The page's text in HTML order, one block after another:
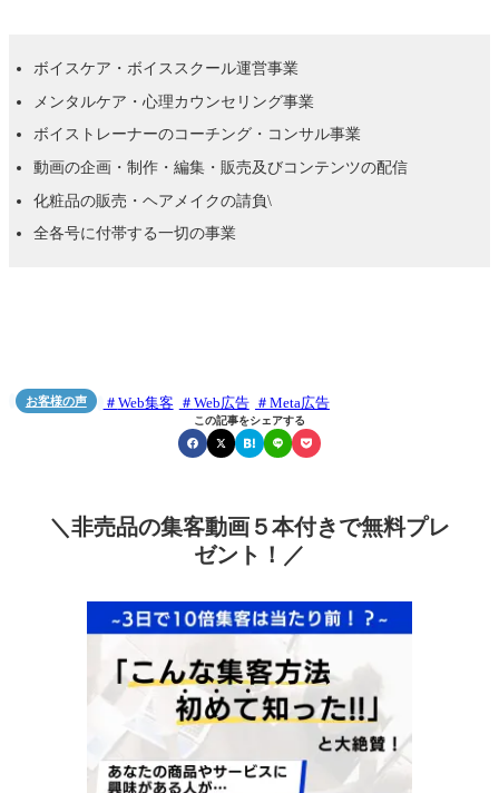
ボイスケア・ボイススクール運営事業
メンタルケア・心理カウンセリング事業
ボイストレーナーのコーチング・コンサル事業
動画の企画・制作・編集・販売及びコンテンツの配信
化粧品の販売・ヘアメイクの請負\
全各号に付帯する一切の事業
お客様の声  Web集客 Web広告 Meta広告
この記事をシェアする
＼非売品の集客動画５本付きで無料プレ
ゼント！／